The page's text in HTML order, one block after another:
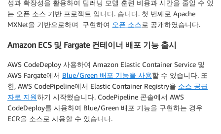
성과 확장성을 활용하여 딥러닝 모델 훈련 비용과 시간을 줄일 수 있
는 오픈 소스 기반 프로젝트 입니다. 습니다. 첫 번째로 Apache
MXNet을 기반으로하며 구현하여 오픈 소스로 공개하였습니다.
Amazon ECS 및 Fargate 컨테이너 배포 기능 출시
AWS CodeDeploy 사용하여 Amazon Elastic Container Service 및
AWS Fargate에서 Blue/Green 배포 기능을 사용할 수 있습니다. 또
한, AWS CodePipeline에서 Elastic Container Registry을 소스 공급
자로 지원하기 시작했습니다. CodePipeline 콘솔에서 AWS
CodeDeploy를 사용하여 Blue/Green 배포 기능을 구현하는 경우
ECR을 소스로 사용할 수 있습니다.